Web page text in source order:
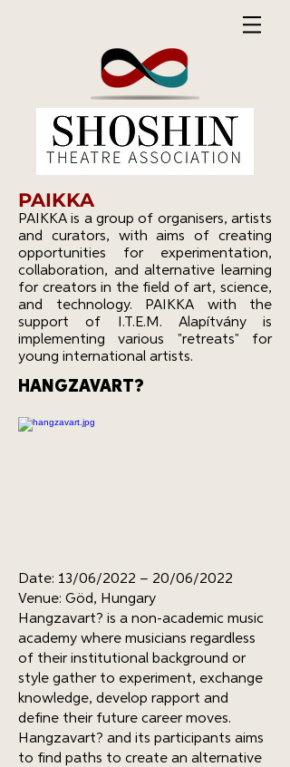
PAIKKA
PAIKKA is a group of organisers, artists
and curators, with aims of creating
opportunities for experimentation,
collaboration, and alternative learning
for creators in the field of art, science,
and technology. PAIKKA with the
support of I.T.E.M. Alapítvány is
implementing various "retreats" for
young international artists.
HANGZAVART?
Date: 13/06/2022 – 20/06/2022
Venue: Göd, Hungary
Hangzavart? is a non-academic music
academy where musicians regardless
of their institutional background or
style gather to experiment, exchange
knowledge, develop rapport and
define their future career moves.
Hangzavart? and its participants aims
to find paths to create an alternative